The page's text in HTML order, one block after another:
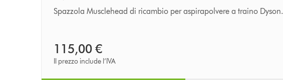
Spazzola Musclehead di ricambio per aspirapolvere a traino Dyson.
115,00 €
Il prezzo include l’IVA